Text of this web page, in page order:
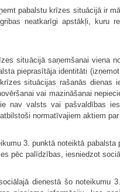
pabalstu krīzes situācijā ir
neatkarīgi apstākļi, kuru
situācijā saņemšanai viena
pieprasītāja identitāti
situācijas rašanās dienas
vai mazināšanai
nav valsts vai pašvaldības
normatīvajiem aktiem
3. punktā noteiktā
pēc palīdzības, iesniedzot
dienestā šo noteikumu